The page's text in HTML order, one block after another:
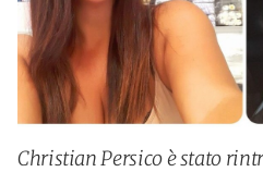
Christian Persico è stato